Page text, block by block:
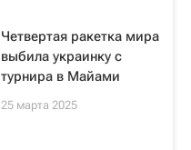
Четвертая ракетка мира
выбила украинку с
турнира в Майами
25 марта 2025